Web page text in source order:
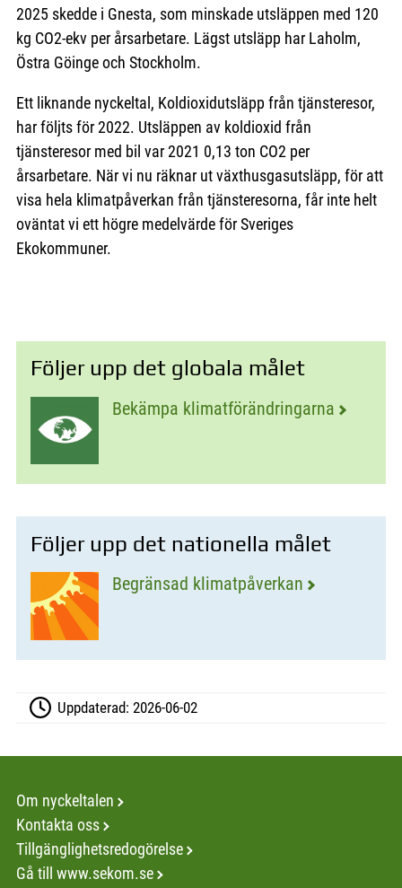
2025 skedde i Gnesta, som minskade utsläppen med 120
kg CO2-ekv per årsarbetare. Lägst utsläpp har Laholm,
Östra Göinge och Stockholm.
Ett liknande nyckeltal, Koldioxidutsläpp från tjänsteresor,
har följts för 2022. Utsläppen av koldioxid från
tjänsteresor med bil var 2021 0,13 ton CO2 per
årsarbetare. När vi nu räknar ut växthusgasutsläpp, för att
visa hela klimatpåverkan från tjänsteresorna, får inte helt
oväntat vi ett högre medelvärde för Sveriges
Ekokommuner.
Följer upp det globala målet
Bekämpa klimatförändringarna
Följer upp det nationella målet
Begränsad klimatpåverkan
Uppdaterad:2026-06-02
Om nyckeltalen
Kontakta oss
Tillgänglighetsredogörelse
Gå till www.sekom.se